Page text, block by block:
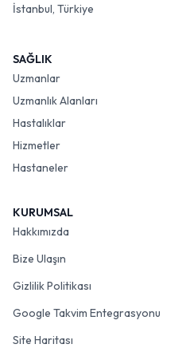
İstanbul, Türkiye
SAĞLIK
Uzmanlar
Uzmanlık Alanları
Hastalıklar
Hizmetler
Hastaneler
KURUMSAL
Hakkımızda
Bize Ulaşın
Gizlilik Politikası
Google Takvim Entegrasyonu
Site Haritası